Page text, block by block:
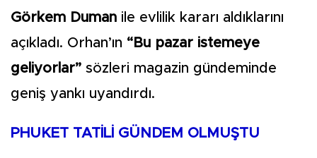
Görkem Duman ile evlilik kararı aldıklarını
açıkladı. Orhan’ın “Bu pazar istemeye
geliyorlar” sözleri magazin gündeminde
geniş yankı uyandırdı.
PHUKET TATİLİ GÜNDEM OLMUŞTU